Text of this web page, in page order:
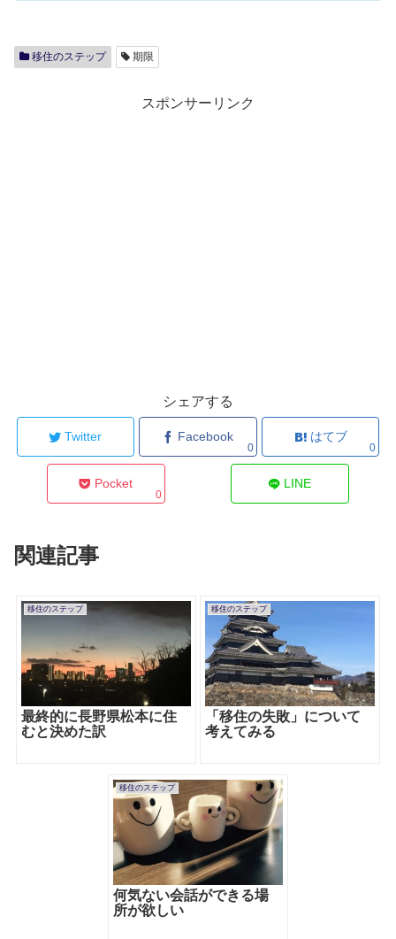
移住のステップ 期限
スポンサーリンク
シェアする
Twitter Facebook
0
はてブ
0
Pocket
0
LINE
関連記事
移住のステップ
最終的に長野県松本に住
むと決めた訳
移住のステップ
「移住の失敗」について
考えてみる
移住のステップ
何気ない会話ができる場
所が欲しい